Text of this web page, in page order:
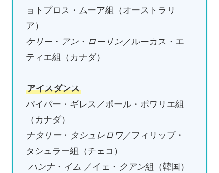
ョトプロス・ムーア組（オーストラリ
ア）
ケリー ・ アン・ ローリン／ルーカス・エ
ティエ組（カナダ）
アイスダンス
パイパー・ギレス／ポール・ポワリエ組
（カナダ）
ナタリー ・ タシュレロワ ／フィリップ・
タシュラー組（チェコ）
ハンナ・ イム ／イェ・ クアン組（韓国）